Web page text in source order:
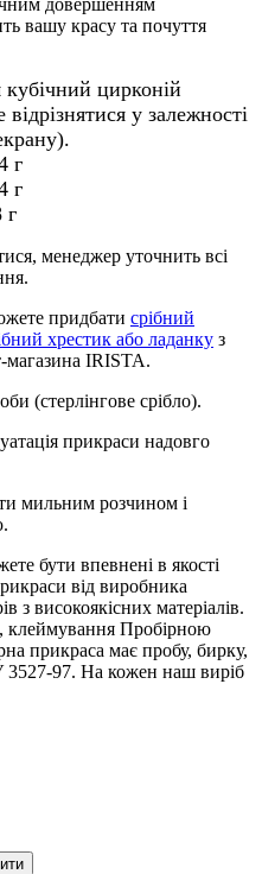
вашу красу та почуття
цирконій
у залежності
г
г
г
менеджер уточнить всі
придбати срібний
хрестик або ладанку з
магазина IRISTA.
(стерлінгове срібло).
прикраси надовго
мильним розчином і
бути впевнені в якості
від виробника
з високоякісних матеріалів.
клеймування Пробірною
прикраса має пробу, бирку,
3527-97. На кожен наш виріб